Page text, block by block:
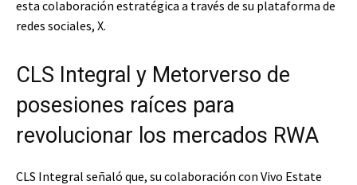
esta colaboración estratégica a través de su plataforma de
redes sociales, X.
CLS Integral y Metorverso de
posesiones raíces para
revolucionar los mercados RWA
CLS Integral señaló que, su colaboración con Vivo Estate